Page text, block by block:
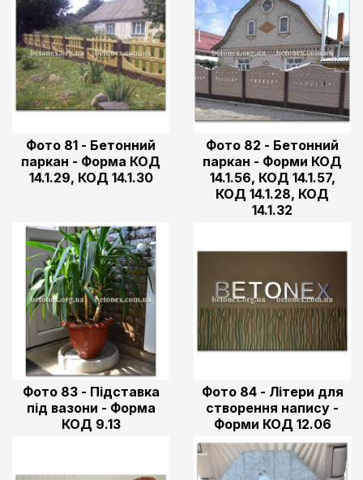
Фото 81 - Бетонний
паркан - Форма КОД
14.1.29, КОД 14.1.30
Фото 82 - Бетонний
паркан - Форми КОД
14.1.56, КОД 14.1.57,
КОД 14.1.28, КОД
14.1.32
Фото 83 - Підставка
під вазони - Форма
КОД 9.13
Фото 84 - Літери для
створення напису -
Форми КОД 12.06